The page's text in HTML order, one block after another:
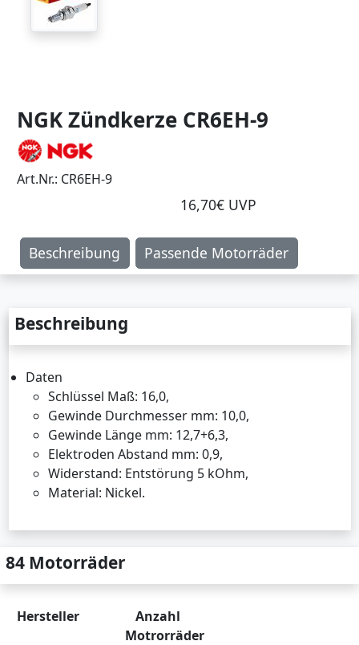
NGK Zündkerze CR6EH-9
Art.Nr.: CR6EH-9
16,70€ UVP
Beschreibung Passende Motorräder
Beschreibung
Daten
Schlüssel Maß: 16,0,
Gewinde Durchmesser mm: 10,0,
Gewinde Länge mm: 12,7+6,3,
Elektroden Abstand mm: 0,9,
Widerstand: Entstörung 5 kOhm,
Material: Nickel.
84 Motorräder
Hersteller
Anzahl
Motrorräder